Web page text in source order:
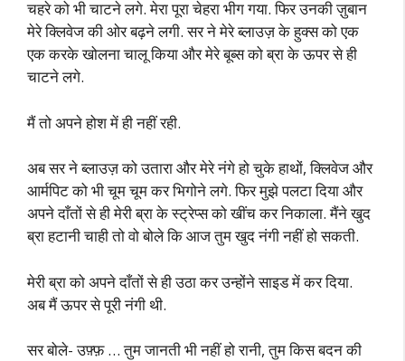
चहरे को भी चाटने लगे. मेरा पूरा चेहरा भीग गया. फिर उनकी ज़ुबान
मेरे क्लिवेज की ओर बढ़ने लगी. सर ने मेरे ब्लाउज़ के हुक्स को एक
एक करके खोलना चालू किया और मेरे बूब्स को ब्रा के ऊपर से ही
चाटने लगे.
मैं तो अपने होश में ही नहीं रही.
अब सर ने ब्लाउज़ को उतारा और मेरे नंगे हो चुके हाथों, क्लिवेज और
आर्मपिट को भी चूम चूम कर भिगोने लगे. फिर मुझे पलटा दिया और
अपने दाँतों से ही मेरी ब्रा के स्ट्रेप्स को खींच कर निकाला. मैंने खुद
ब्रा हटानी चाही तो वो बोले कि आज तुम खुद नंगी नहीं हो सकती.
मेरी ब्रा को अपने दाँतों से ही उठा कर उन्होंने साइड में कर दिया.
अब मैं ऊपर से पूरी नंगी थी.
सर बोले- उफ़्फ़ … तुम जानती भी नहीं हो रानी, तुम किस बदन की